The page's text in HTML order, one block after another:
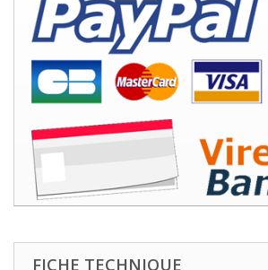
FICHE TECHNIQUE